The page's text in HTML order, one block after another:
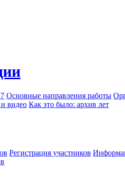
Основные направления работы
видео Как это было: архив лет
Регистрация участников